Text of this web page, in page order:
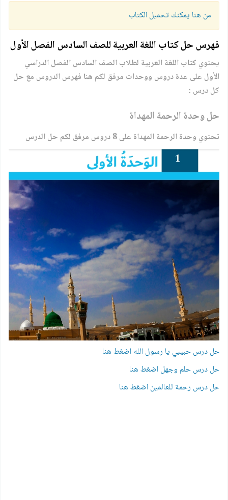
من هنا يمكنك تحميل الكتاب
فهرس حل كتاب اللغة العربية للصف السادس الفصل الأول
يحتوي كتاب اللغة العربية لطلاب الصف السادس الفصل الدراسي
الأول على عدة دروس ووحدات مرفق لكم هنا فهرس الدروس مع حل
كل درس :
حل وحدة الرحمة المهداة
تحتوي وحدة الرحمة المهداة على 8 دروس مرفق لكم حل الدرس
حل درس حبيبي يا رسول الله اضغط هنا
حل درس حلم وجهل اضغط هنا
حل درس رحمة للعالمين اضغط هنا